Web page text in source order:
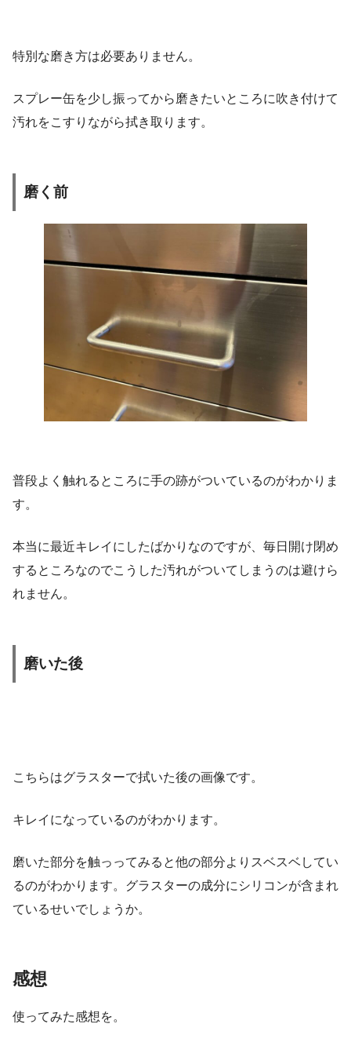
特別な磨き方は必要ありません。
スプレー缶を少し振ってから磨きたいところに吹き付けて
汚れをこすりながら拭き取ります。
磨く前
普段よく触れるところに手の跡がついているのがわかりま
す。
本当に最近キレイにしたばかりなのですが、毎日開け閉め
するところなのでこうした汚れがついてしまうのは避けら
れません。
磨いた後
こちらはグラスターで拭いた後の画像です。
キレイになっているのがわかります。
磨いた部分を触っってみると他の部分よりスベスベしてい
るのがわかります。グラスターの成分にシリコンが含まれ
ているせいでしょうか。
感想
使ってみた感想を。